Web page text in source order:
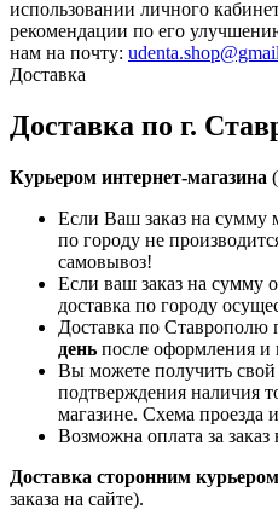
использовании личного
рекомендации по его
нам на почту:
Доставка
Доставка по г.
Курьером интернет-магазина
Если Ваш заказ на сумму
по городу не
самовывоз!
Если ваш заказ на сумму
доставка по городу
Доставка по Ставрополю
день после оформления и
Вы можете получить свой
подтверждения наличия
магазине. Схема проезда
Возможна оплата за
Доставка сторонним курьером
заказа на сайте).